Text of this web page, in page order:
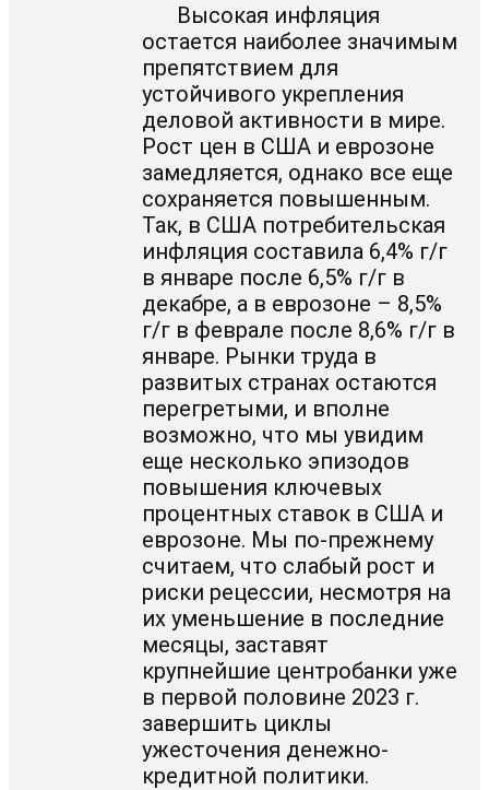
Высокая инфляция
остается наиболее значимым
препятствием для
устойчивого укрепления
деловой активности в мире.
Рост цен в США и еврозоне
замедляется, однако все еще
сохраняется повышенным.
Так, в США потребительская
инфляция составила 6,4% г/г
в январе после 6,5% г/г в
декабре, а в еврозоне – 8,5%
г/г в феврале после 8,6% г/г в
январе. Рынки труда в
развитых странах остаются
перегретыми, и вполне
возможно, что мы увидим
еще несколько эпизодов
повышения ключевых
процентных ставок в США и
еврозоне. Мы по-прежнему
считаем, что слабый рост и
риски рецессии, несмотря на
их уменьшение в последние
месяцы, заставят
крупнейшие центробанки уже
в первой половине 2023 г.
завершить циклы
ужесточения денежно-
кредитной политики.